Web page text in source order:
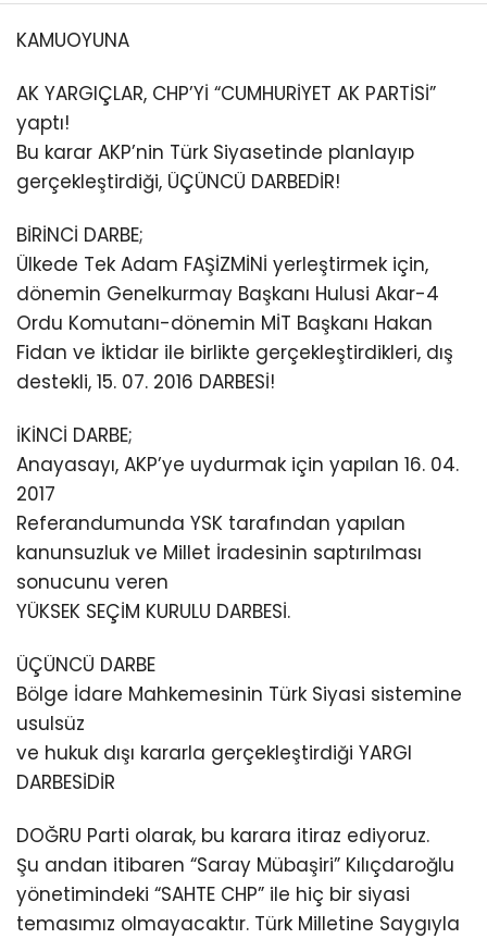
KAMUOYUNA
AK YARGIÇLAR, CHP’Yİ “CUMHURİYET AK PARTİSİ”
yaptı!
Bu karar AKP’nin Türk Siyasetinde planlayıp
gerçekleştirdiği, ÜÇÜNCÜ DARBEDİR!
BİRİNCİ DARBE;
Ülkede Tek Adam FAŞİZMİNİ yerleştirmek için,
dönemin Genelkurmay Başkanı Hulusi Akar-4
Ordu Komutanı-dönemin MİT Başkanı Hakan
Fidan ve İktidar ile birlikte gerçekleştirdikleri, dış
destekli, 15. 07. 2016 DARBESİ!
İKİNCİ DARBE;
Anayasayı, AKP’ye uydurmak için yapılan 16. 04.
2017
Referandumunda YSK tarafından yapılan
kanunsuzluk ve Millet İradesinin saptırılması
sonucunu veren
YÜKSEK SEÇİM KURULU DARBESİ.
ÜÇÜNCÜ DARBE
Bölge İdare Mahkemesinin Türk Siyasi sistemine
usulsüz
ve hukuk dışı kararla gerçekleştirdiği YARGI
DARBESİDİR
DOĞRU Parti olarak, bu karara itiraz ediyoruz.
Şu andan itibaren “Saray Mübaşiri” Kılıçdaroğlu
yönetimindeki “SAHTE CHP” ile hiç bir siyasi
temasımız olmayacaktır. Türk Milletine Saygıyla